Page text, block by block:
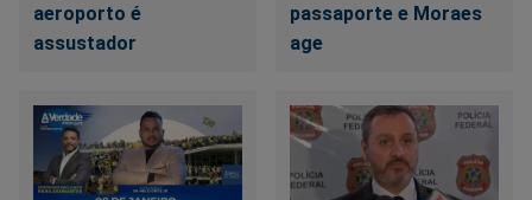
aeroporto é
assustador
passaporte e Moraes
age